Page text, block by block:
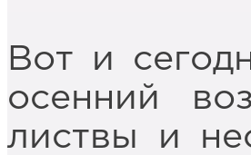
Вот и
осенний
листвы и